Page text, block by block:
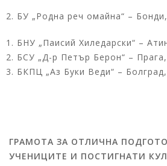
БУ „Родна реч омайна“ –
БНУ „Паисий Хиледарски“ –
БСУ „Д-р Петър Берон“ –
БКПЦ „Аз Буки Веди“ –
ГРАМОТА ЗА ОТЛИЧНА
УЧЕНИЦИТЕ И ПОСТИГНАТИ